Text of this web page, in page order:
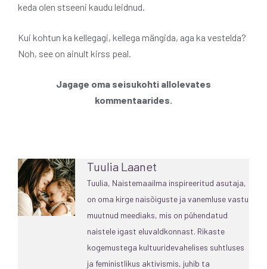
keda olen stseeni kaudu leidnud.
Kui kohtun ka kellegagi, kellega mängida, aga ka vestelda?
Noh, see on ainult kirss peal.
Jagage oma seisukohti allolevates
kommentaarides.
Tuulia Laanet
Tuulia, Naistemaailma inspireeritud asutaja,
on oma kirge naisõiguste ja vanemluse vastu
muutnud meediaks, mis on pühendatud
naistele igast eluvaldkonnast. Rikaste
kogemustega kultuuridevahelises suhtluses
ja feministlikus aktivismis, juhib ta